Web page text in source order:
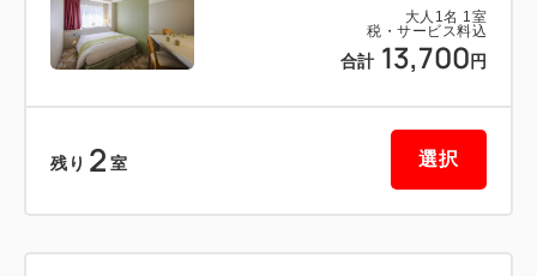
［別館］フロントは２階にございます。
直営レストラン１店舗／コインランドリー（有料）／
［本館］
直営レストラン２店舗／コンビニエンスストア／駐車
大人 1 名 1 室
税・サービス料込
合計 13,700 円
残り 2 室 選択